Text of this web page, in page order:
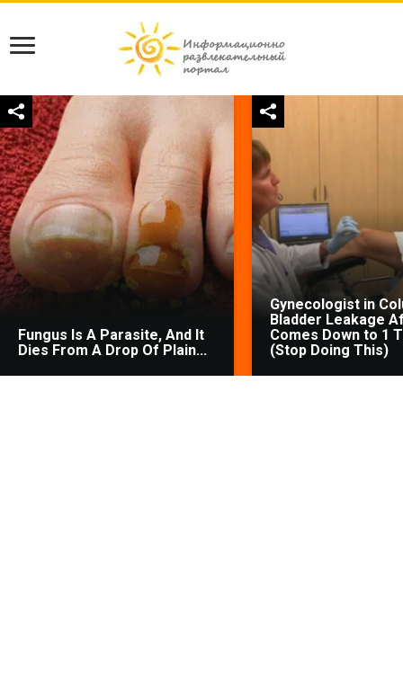
Fungus Is A Parasite, And It
Dies From A Drop Of Plain...
Gynecologist in
Bladder Leakage
Comes Down to 1
(Stop Doing This)